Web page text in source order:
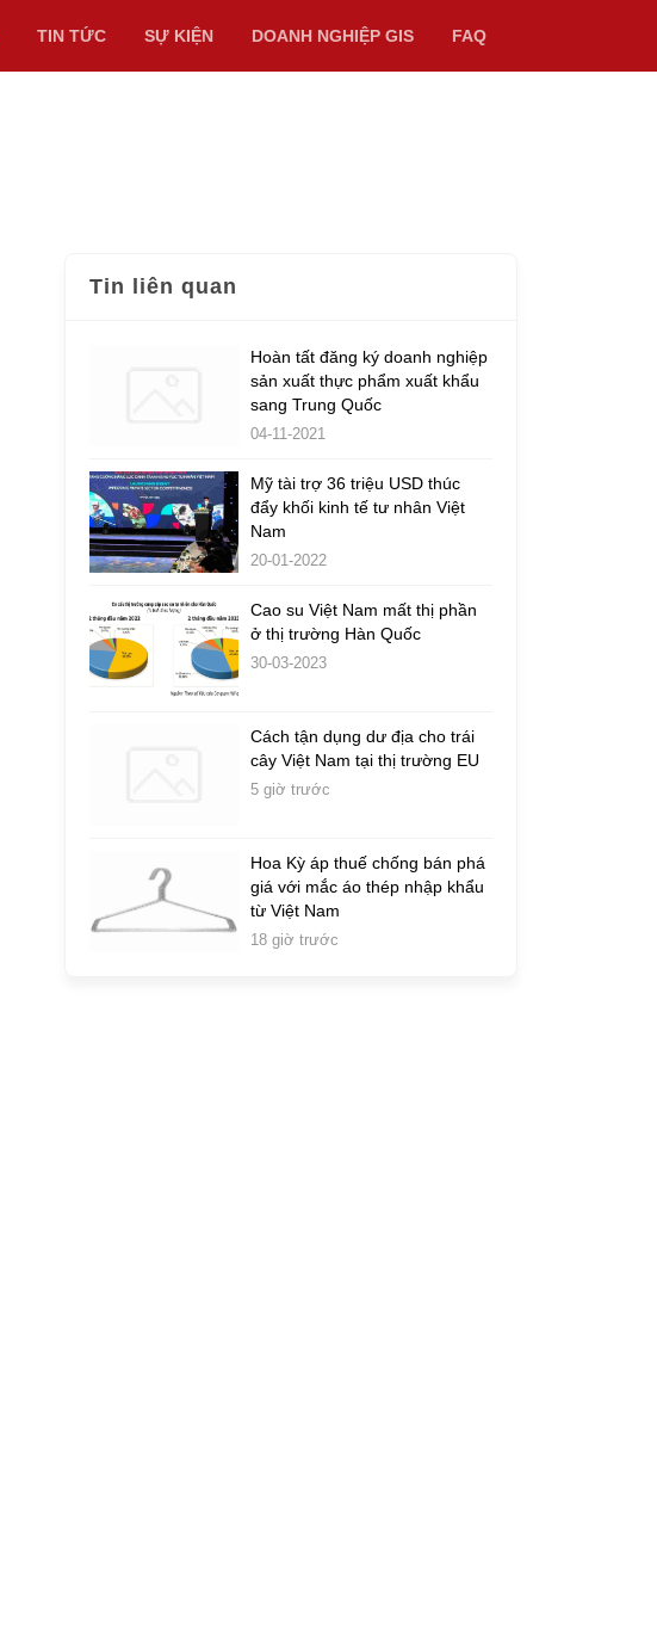
TIN TỨC SỰ KIỆN DOANH NGHIỆP GIS FAQ
Tin liên quan
Hoàn tất đăng ký doanh nghiệp
sản xuất thực phẩm xuất khẩu
sang Trung Quốc
04-11-2021
Mỹ tài trợ 36 triệu USD thúc
đẩy khối kinh tế tư nhân Việt
Nam
20-01-2022
Cao su Việt Nam mất thị phần
ở thị trường Hàn Quốc
30-03-2023
Cách tận dụng dư địa cho trái
cây Việt Nam tại thị trường EU
5 giờ trước
Hoa Kỳ áp thuế chống bán phá
giá với mắc áo thép nhập khẩu
từ Việt Nam
18 giờ trước